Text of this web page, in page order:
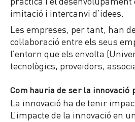
imitació i intercanvi d’idees.
Les empreses, per tant, han
col·laboració entre els seus
l’entorn que els envolta
tecnològics, proveïdors,
Com hauria de ser la innovació
La innovació ha de tenir
L’impacte de la innovació en